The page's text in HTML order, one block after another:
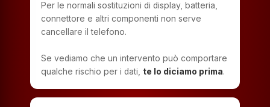
Per le normali sostituzioni di display, batteria,
connettore e altri componenti non serve
cancellare il telefono.
Se vediamo che un intervento può comportare
qualche rischio per i dati, te lo diciamo prima.